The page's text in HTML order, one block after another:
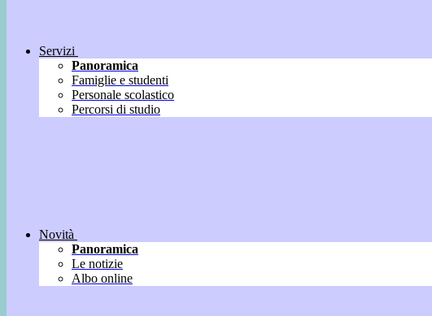
Servizi
Panoramica
Famiglie e studenti
Personale scolastico
Percorsi di studio
Novità
Panoramica
Le notizie
Albo online